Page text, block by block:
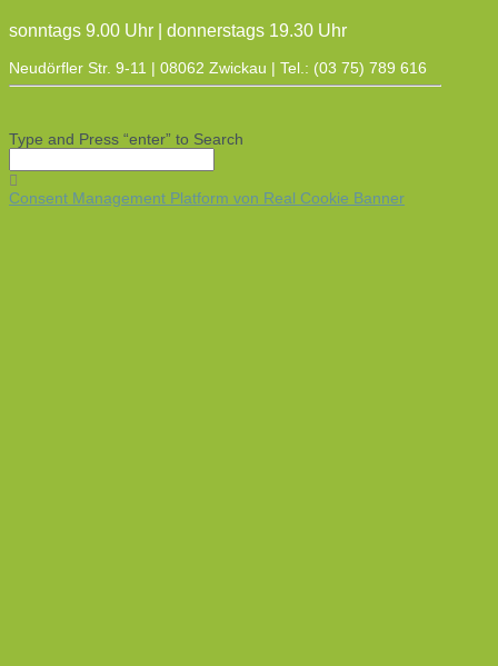
sonntags 9.00 Uhr | donnerstags 19.30 Uhr
Neudörfler Str. 9-11 | 08062 Zwickau | Tel.: (03 75) 789 616
Type and Press “enter” to Search
Consent Management Platform von Real Cookie Banner